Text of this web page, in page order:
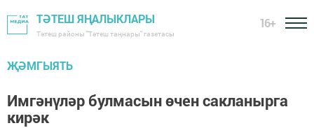
ТӘТЕШ ЯҢАЛЫКЛАРЫ
Тәтеш районы "Тәтеш таңнары" газетасы
16+
ҖӘМГЫЯТЬ
Имгәнүләр булмасын өчен сакланырга
кирәк